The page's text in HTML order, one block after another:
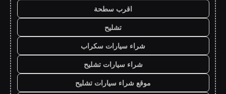
اقرب سطحة
تشليح
شراء سيارات سكراب
شراء سيارات تشليح
موقع شراء سيارات تشليح